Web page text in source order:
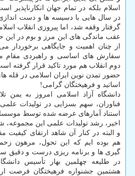
اسلام بلکه در تمام جهان انکارناپذیر
در سال هایی با دسیسه ها و دست
گرفتار وقفه شد، اما پیروزی انقلاب
عقب ماندگی های این مرز و بوم در
از چنان اهمیت و جایگاهی برخوردار
سفارش های اساسی و راهبردی مقام
دوم انقلاب هم مورد تاکید قرار گرفته
حضور تمدن نوین ایران اسلامی در قله
اساتید و فرهیختگان گرامی!
دانشگاه آزاد اسلامی امروز به
فناوران، سهم بسزایی در تولیدات
استناد آمارهای عرضه شده توسط
اخیر، رشد تولیدات علمی این مجموعه،
و البته در کنار آن شاهد ارتقای کیفیت
هم بوده ایم که این تحول، مرهون
گیری ها و برنامه ریزی درست و دقیق
در طلیعه چهلمین بهار تأسیس
هشتمین جشنواره فرهیختگان فرصت